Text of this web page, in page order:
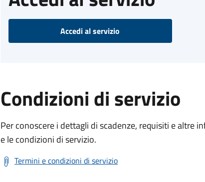
Accedi al servizio
Condizioni di servizio
Per conoscere i dettagli di scadenze, requisiti e altre
e le condizioni di servizio.
Termini e condizioni di servizio